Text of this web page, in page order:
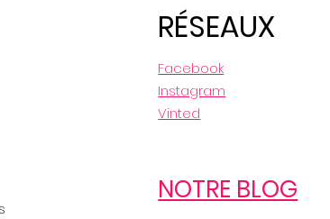
RÉSEAUX
Facebook
Instagram
Vinted
NOTRE BLOG